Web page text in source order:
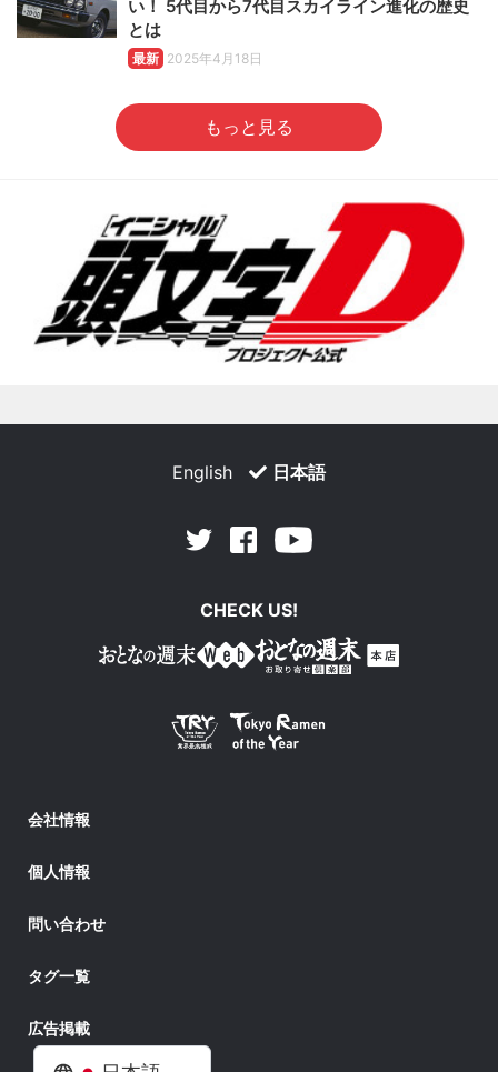
い！ 5代目から7代目スカイライン進化の歴史
とは
最新 2025年4月18日
もっと見る
English 日本語
Twitter Facebook
CHECK US!
会社情報
個人情報
問い合わせ
タグ一覧
広告掲載